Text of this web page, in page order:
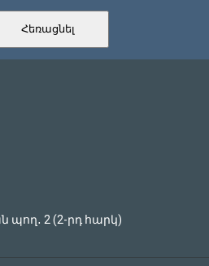
Հեռացնել
պող․ 2 (2-րդ հարկ)